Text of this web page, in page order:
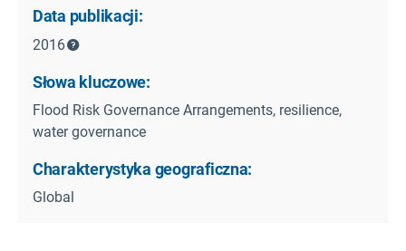
Data publikacji:
2016
Słowa kluczowe:
Flood Risk Governance Arrangements, resilience,
water governance
Charakterystyka geograficzna:
Global